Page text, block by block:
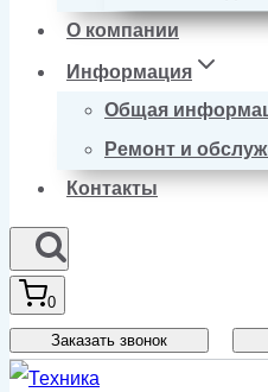
О компании
Информация
Общая
Ремонт и
Контакты
0
Заказать звонок